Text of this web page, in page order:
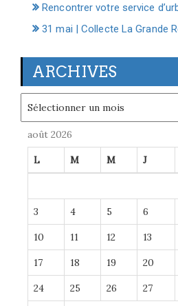
Rencontrer votre service
31 mai | Collecte La Grande
ARCHIVES
août 2026
L M M J
3 4 5 6
10 11 12 13
17 18 19 20
24 25 26 27